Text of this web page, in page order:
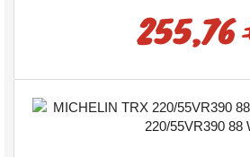
255,76